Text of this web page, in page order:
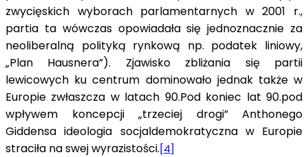
zwycięskich wyborach parlamentarnych w 2001 r.,
partia ta wówczas opowiadała się jednoznacznie za
neoliberalną polityką rynkową np. podatek liniowy,
„Plan Hausnera”). Zjawisko zbliżania się partii
lewicowych ku centrum dominowało jednak także w
Europie zwłaszcza w latach 90.Pod koniec lat 90.pod
wpływem koncepcji „trzeciej drogi” Anthonego
Giddensa ideologia socjaldemokratyczna w Europie
straciła na swej wyrazistości. [4]